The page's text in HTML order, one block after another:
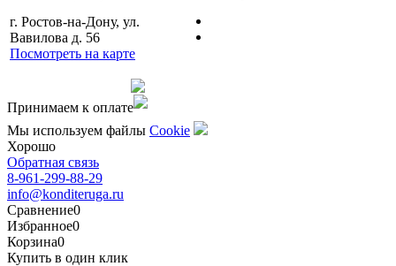
г. Ростов-на-Дону, ул.
Вавилова д. 56
Посмотреть на карте
Принимаем к оплате
Мы используем файлы Сookie
Хорошо
Обратная связь
8-961-299-88-29
info@konditeruga.ru
Сравнение0
Избранное0
Корзина0
Купить в один клик